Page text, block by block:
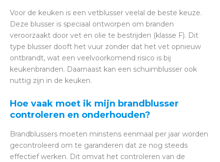
Voor de keuken is een vetblusser veelal de beste keuze.
Deze blusser is speciaal ontworpen om branden
veroorzaakt door vet en olie te bestrijden (klasse F). Dit
type blusser dooft het vuur zonder dat het vet opnieuw
ontbrandt, wat een veelvoorkomend risico is bij
keukenbranden. Daarnaast kan een schuimblusser ook
nuttig zijn in de keuken.
Hoe vaak moet ik mijn brandblusser
controleren en onderhouden?
Brandblussers moeten minstens eenmaal per jaar worden
gecontroleerd om te garanderen dat ze nog steeds
effectief werken. Dit omvat het controleren van de